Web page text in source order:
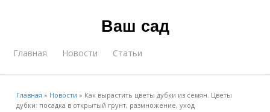
Ваш сад
Главная Новости Статьи
Главная » Новости » Как вырастить цветы дубки из семян. Цветы
дубки: посадка в открытый грунт, размножение, уход